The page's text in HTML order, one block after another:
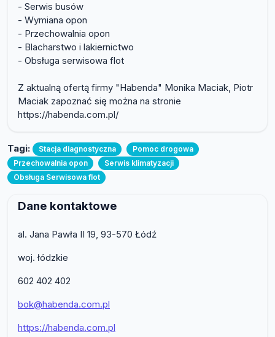
- Serwis busów
- Wymiana opon
- Przechowalnia opon
- Blacharstwo i lakiernictwo
- Obsługa serwisowa flot
Z aktualną ofertą firmy "Habenda" Monika Maciak, Piotr
Maciak zapoznać się można na stronie
https://habenda.com.pl/
Tagi: Stacja diagnostyczna
Pomoc drogowa
Przechowalnia opon
Serwis klimatyzacji
Obsługa Serwisowa flot
Dane kontaktowe
al. Jana Pawła II 19, 93-570 Łódź
woj. łódzkie
602 402 402
bok@habenda.com.pl
https://habenda.com.pl